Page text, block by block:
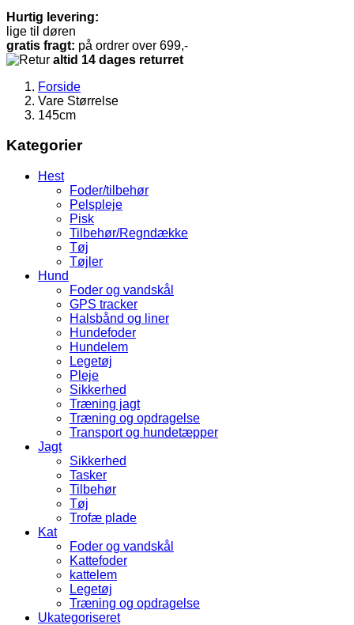
Hurtig levering:
lige til døren
gratis fragt: på ordrer over 699,-
altid 14 dages returret
Forside
Vare Størrelse
145cm
Kategorier
Hest
Foder/tilbehør
Pelspleje
Pisk
Tilbehør/Regndække
Tøj
Tøjler
Hund
Foder og vandskål
GPS tracker
Halsbånd og liner
Hundefoder
Hundelem
Legetøj
Pleje
Sikkerhed
Træning jagt
Træning og opdragelse
Transport og hundetæpper
Jagt
Sikkerhed
Tasker
Tilbehør
Tøj
Trofæ plade
Kat
Foder og vandskål
Kattefoder
kattelem
Legetøj
Træning og opdragelse
Ukategoriseret